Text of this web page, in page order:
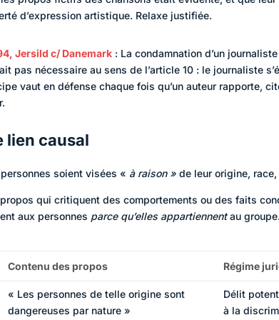
d’expression artistique. Relaxe justifiée.
Jersild c/ Danemark : La condamnation d’un
pas nécessaire au sens de l’article 10 : le journaliste
vaut en défense chaque fois qu’un auteur rapporte,
lien causal
soient visées « à raison » de leur origine,
qui critiquent des comportements ou des faits
aux personnes parce qu’elles appartiennentau groupe.
Contenu des propos Régime
« Les personnes de telle origine sont
dangereuses par nature »
Délit
à la